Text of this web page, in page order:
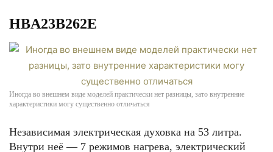
HBA23B262E
Иногда во внешнем виде моделей практически нет разницы, зато внутренние
характеристики могу существенно отличаться
Независимая электрическая духовка на 53 литра.
Внутри неё — 7 режимов нагрева, электрический